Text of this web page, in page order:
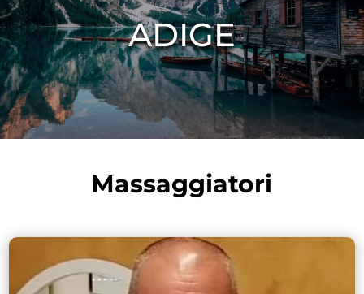
ADIGE
Massaggiatori